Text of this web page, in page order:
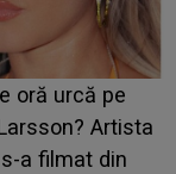
Iubirii" l-a
ESTE
se în fața